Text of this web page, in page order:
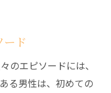
ド
のエピソードには、
る男性は、初めての